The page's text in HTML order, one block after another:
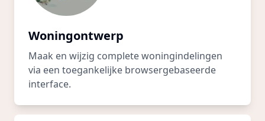
Woningontwerp
Maak en wijzig complete woningindelingen
via een toegankelijke browsergebaseerde
interface.